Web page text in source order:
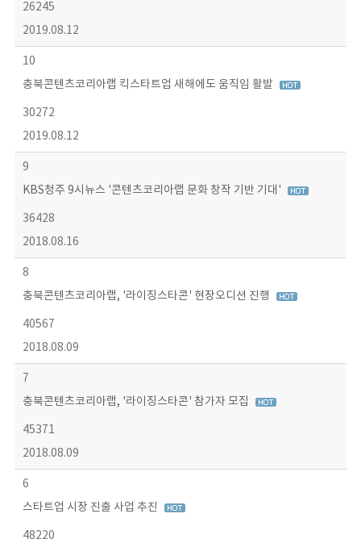
26245
2019.08.12
10
충북콘텐츠코리아랩 킥스타트업 새해에도 움직임 활발
30272
2019.08.12
9
KBS청주 9시뉴스 '콘텐츠코리아랩 문화 창작 기반 기대'
36428
2018.08.16
8
충북콘텐츠코리아랩, '라이징스타콘' 현장오디션 진행
40567
2018.08.09
7
충북콘텐츠코리아랩, '라이징스타콘' 참가자 모집
45371
2018.08.09
6
스타트업 시장 진출 사업 추진
48220